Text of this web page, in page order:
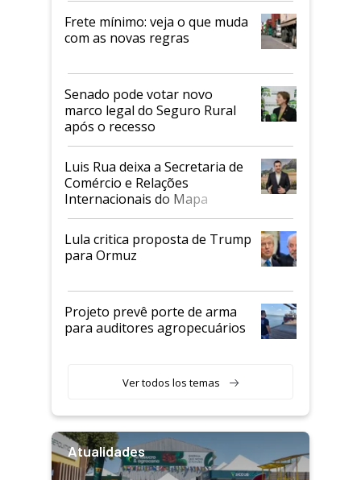
Frete mínimo: veja o que muda
com as novas regras
Senado pode votar novo
marco legal do Seguro Rural
após o recesso
Luis Rua deixa a Secretaria de
Comércio e Relações
Internacionais do Mapa
Lula critica proposta de Trump
para Ormuz
Projeto prevê porte de arma
para auditores agropecuários
Ver todos los temas
Atualidades